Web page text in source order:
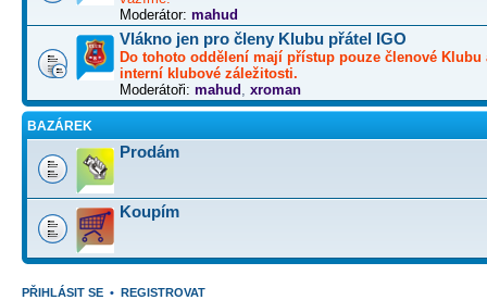
Moderátor: mahud
Vlákno jen pro členy Klubu přátel IGO
Do tohoto oddělení mají přístup pouze členové Klubu
interní klubové záležitosti.
Moderátoři: mahud xroman
BAZÁREK
Prodám
Koupím
PŘIHLÁSIT SE • REGISTROVAT